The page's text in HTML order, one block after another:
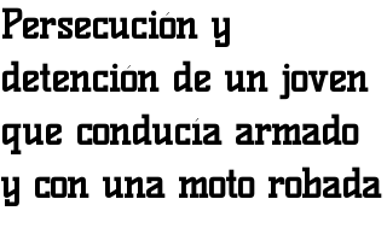
Persecución y
detención de un joven
que conducía armado
y con una moto robada